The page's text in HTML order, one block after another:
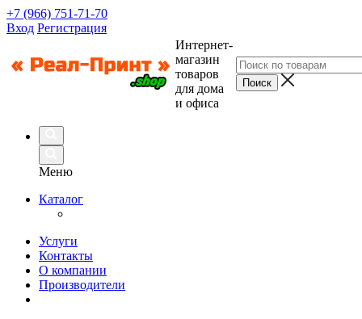
+7 (966) 751-71-70
Вход Регистрация
Интернет-
магазин
товаров
для дома
и офиса
Меню
Каталог
Услуги
Контакты
О компании
Производители